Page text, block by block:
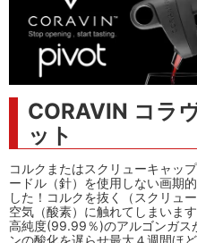
CORAVIN コラ
ット
コルクまたはスクリューキャッ
ードル（針）を使用しない画期
した！コルクを抜く（スクリュ
空気（酸素）に触れてしまいま
高純度(99.99％)のアルゴンガス
ンの酸化を遅らせ最大４週間ほ